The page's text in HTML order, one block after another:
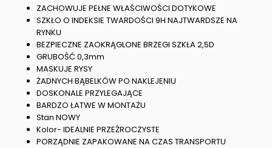
ZACHOWUJE PEŁNE WŁAŚCIWOŚCI DOTYKOWE
SZKŁO O INDEKSIE TWARDOŚCI 9H NAJTWARDSZE NA
RYNKU
BEZPIECZNE ZAOKRĄGLONE BRZEGI SZKŁA 2,5D
GRUBOŚĆ 0,3mm
MASKUJE RYSY
ŻADNYCH BĄBELKÓW PO NAKLEJENIU
DOSKONALE PRZYLEGAJĄCE
BARDZO ŁATWE W MONTAŻU
Stan NOWY
Kolor- IDEALNIE PRZEŹROCZYSTE
PORZĄDNIE ZAPAKOWANE NA CZAS TRANSPORTU